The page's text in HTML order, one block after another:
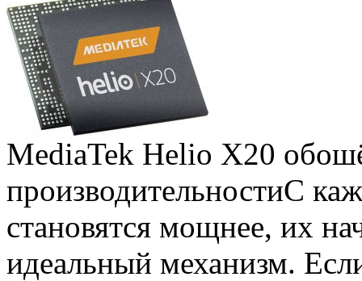
MediaTek Helio X20
производительностиС
становятся мощнее, их
идеальный механизм.